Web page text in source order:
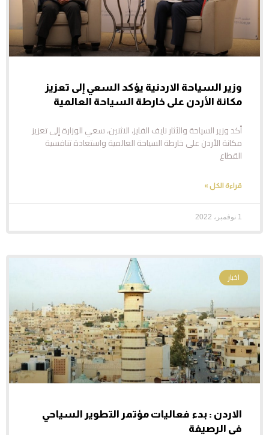
وزير السياحة الاردنية يؤكد السعي إلى تعزيز
مكانة الأردن على خارطة السياحة العالمية
أكد وزير السياحة والآثار نايف الفايز، الاثنين، سعي الوزارة إلى تعزيز
مكانة الأردن على خارطة السياحة العالمية واستعادة تنافسية
القطاع
قراءة الكل »
1 نوفمبر، 2022
اخبار
الاردن : بدء فعاليات مؤتمر التطوير السياحي
في الرصيفة